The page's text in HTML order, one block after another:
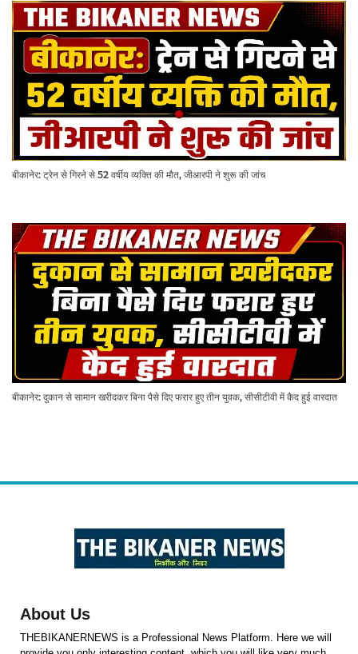
बीकानेर: ट्रेन से गिरने से 52 वर्षीय व्यक्ति की मौत, जीआरपी ने शुरू की जांच
बीकानेर: दुकान से सामान खरीदकर बिना पैसे दिए फरार हुए तीन युवक, सीसीटीवी में कैद हुई वारदात
About Us
THEBIKANERNEWS is a Professional News Platform. Here we will